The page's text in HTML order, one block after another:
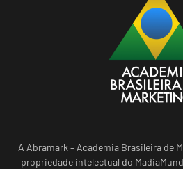
A Abramark – Academia Brasileira de
propriedade intelectual do